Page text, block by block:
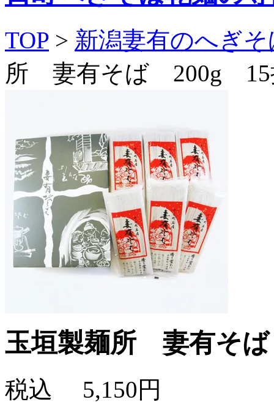
TOP > 新潟妻有のへぎそ
所 妻有そば 200g 15
玉垣製麺所 妻有そ
税込 5,150円